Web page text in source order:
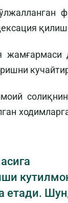
етади.